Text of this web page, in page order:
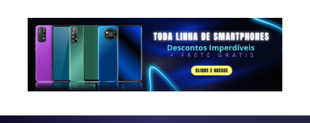
Pular para o conteúdo